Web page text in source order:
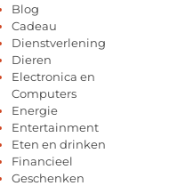
Blog
Cadeau
Dienstverlening
Dieren
Electronica en
Computers
Energie
Entertainment
Eten en drinken
Financieel
Geschenken